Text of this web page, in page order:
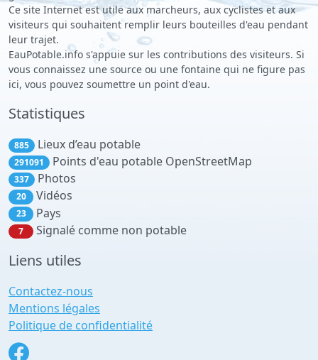
Ce site Internet est utile aux marcheurs, aux cyclistes et aux
visiteurs qui souhaitent remplir leurs bouteilles d'eau pendant
leur trajet.
EauPotable.info s'appuie sur les contributions des visiteurs. Si
vous connaissez une source ou une fontaine qui ne figure pas
ici, vous pouvez soumettre un point d'eau.
Statistiques
885 Lieux d’eau potable
291091 Points d'eau potable OpenStreetMap
337 Photos
20 Vidéos
23 Pays
7 Signalé comme non potable
Liens utiles
Contactez-nous
Mentions légales
Politique de confidentialité